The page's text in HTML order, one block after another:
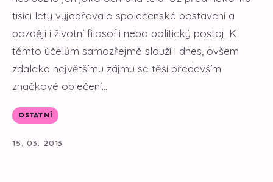
tisíci lety vyjadřovalo společenské postavení a
později i životní filosofii nebo politický postoj. K
těmto účelům samozřejmě slouží i dnes, ovšem
zdaleka největšímu zájmu se těší především
značkové oblečení...
OSTATNÍ
15. 03. 2013